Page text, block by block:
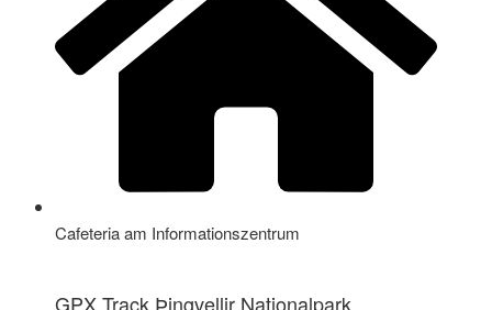
Cafeteria am Informationszentrum
GPX Track Þingvellir Nationalpark